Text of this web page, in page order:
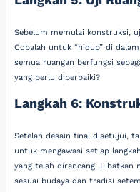
Sebelum memulai konstruksi,
Cobalah untuk “hidup” di
semua ruangan berfungsi
yang perlu diperbaiki?
Langkah 6:
Setelah desain final disetujui,
untuk mengawasi setiap
yang telah dirancang. Libatkan
sesuai budaya dan tradisi